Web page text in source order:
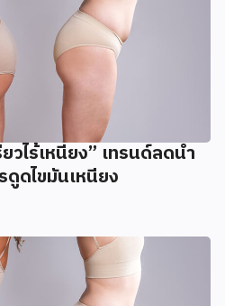
วไร้เหนียง” เทรนด์ลดน้ำ
ดไขมันเหนียง